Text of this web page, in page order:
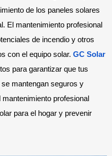
de los paneles solares
El mantenimiento profesional
de incendio y otros
con el equipo solar. GC Solar
para garantizar que tus
mantengan seguros y
profesional
para el hogar y prevenir